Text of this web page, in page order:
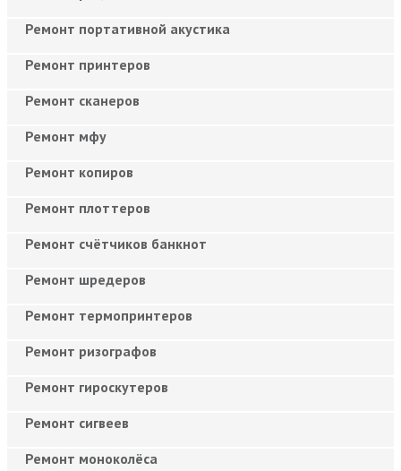
Ремонт портативной акустика
Ремонт принтеров
Ремонт сканеров
Ремонт мфу
Ремонт копиров
Ремонт плоттеров
Ремонт счётчиков банкнот
Ремонт шредеров
Ремонт термопринтеров
Ремонт ризографов
Ремонт гироскутеров
Ремонт сигвеев
Ремонт моноколёса